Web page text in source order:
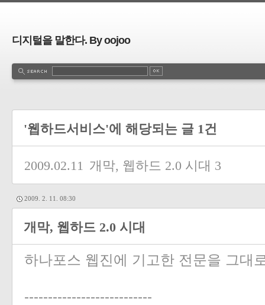
디지털을 말한다. By oojoo
'웹하드서비스'에 해당되는 글 1건
2009.02.11 개막, 웹하드 2.0 시대 3
2009. 2. 11. 08:30
개막, 웹하드 2.0 시대
하나포스 웹진에 기고한 전문을 그대
---------------------------